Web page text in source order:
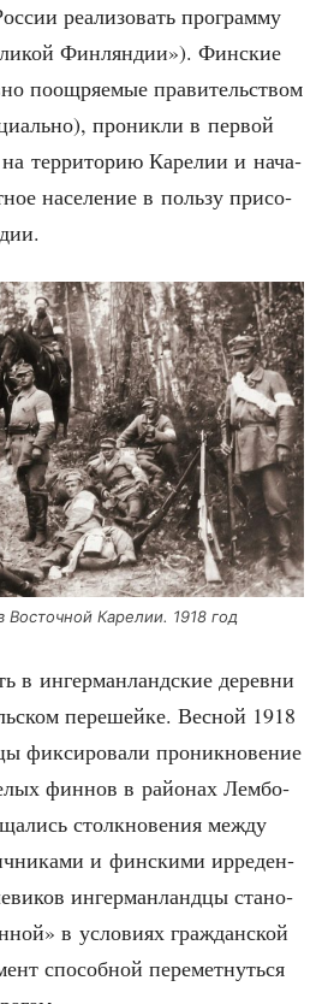
реа­ли­зо­вать про­грам­му
Фин­лян­дии»). Фин­ские
поощ­ря­е­мые пра­ви­тель­ством
про­ник­ли в пер­вой
на тер­ри­то­рию Каре­лии и нача­
насе­ле­ние в поль­зу при­со­
Каре­лии. 1918 год
в ингер­ман­ланд­ские дерев­ни
пере­шей­ке. Вес­ной 1918
фик­си­ро­ва­ли про­ник­но­ве­ние
фин­нов в рай­о­нах Лем­бо­
столк­но­ве­ния меж­ду
и фин­ски­ми ирре­ден­
ингер­ман­ланд­цы ста­но­
в усло­ви­ях граж­дан­ской
спо­соб­ной пере­мет­нуть­ся